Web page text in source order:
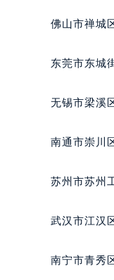
佛山市禅城
东莞市东城
无锡市梁溪
南通市崇川
苏州市苏州
武汉市江汉
南宁市青秀